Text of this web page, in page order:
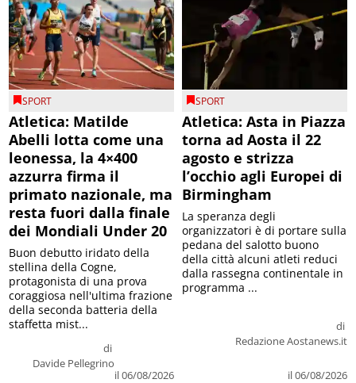
SPORT
Atletica: Matilde
Abelli lotta come una
leonessa, la 4×400
azzurra firma il
primato nazionale, ma
resta fuori dalla finale
dei Mondiali Under 20
di
Davide Pellegrino
il 06/08/2026
Buon debutto iridato della
stellina della Cogne,
protagonista di una prova
coraggiosa nell'ultima frazione
della seconda batteria della
staffetta mist...
SPORT
Atletica: Asta in Piazza
torna ad Aosta il 22
agosto e strizza
l’occhio agli Europei di
Birmingham
di
Redazione Aostanews.it
il 06/08/2026
La speranza degli
organizzatori è di portare sulla
pedana del salotto buono
della città alcuni atleti reduci
dalla rassegna continentale in
programma ...